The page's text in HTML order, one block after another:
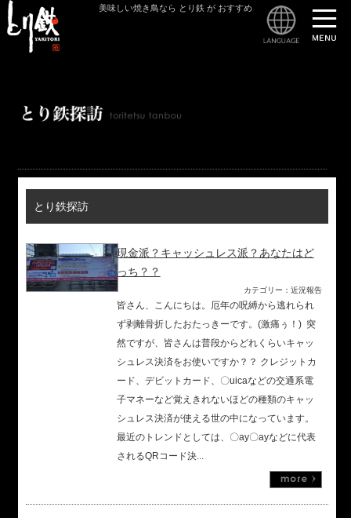
美味しい焼き鳥なら とり鉄 が おすすめ
とり鉄探訪
現金派？キャッシュレス派？あなたはど
っち？？
カテゴリー：近況報告
皆さん、こんにちは。厄年の呪縛から逃れられ
ず剥離骨折したおたっきーです。(激痛ぅ！) 突
然ですが、皆さんは普段からどれくらいキャッ
シュレス決済をお使いですか？？ クレジットカ
ード、デビットカード、〇uicaなどの交通系電
子マネーなど覚えきれないほどの種類のキャッ
シュレス決済が使える世の中になっています。
最近のトレンドとしては、〇ay〇ayなどに代表
されるQRコード決...